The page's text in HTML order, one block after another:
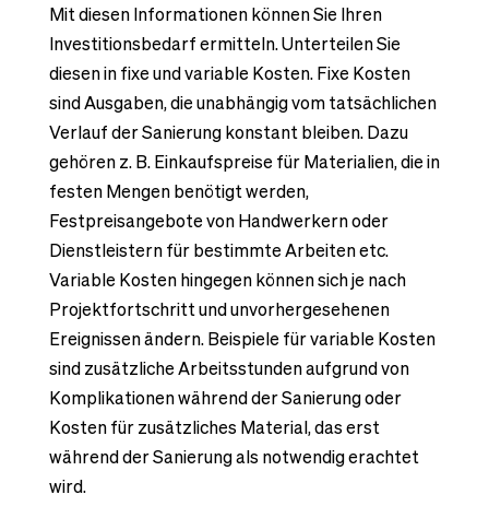
Mit diesen Informationen können Sie Ihren
Investitionsbedarf ermitteln. Unterteilen Sie
diesen in fixe und variable Kosten. Fixe Kosten
sind Ausgaben, die unabhängig vom tatsächlichen
Verlauf der Sanierung konstant bleiben. Dazu
gehören z. B. Einkaufspreise für Materialien, die in
festen Mengen benötigt werden,
Festpreisangebote von Handwerkern oder
Dienstleistern für bestimmte Arbeiten etc.
Variable Kosten hingegen können sich je nach
Projektfortschritt und unvorhergesehenen
Ereignissen ändern. Beispiele für variable Kosten
sind zusätzliche Arbeitsstunden aufgrund von
Komplikationen während der Sanierung oder
Kosten für zusätzliches Material, das erst
während der Sanierung als notwendig erachtet
wird.